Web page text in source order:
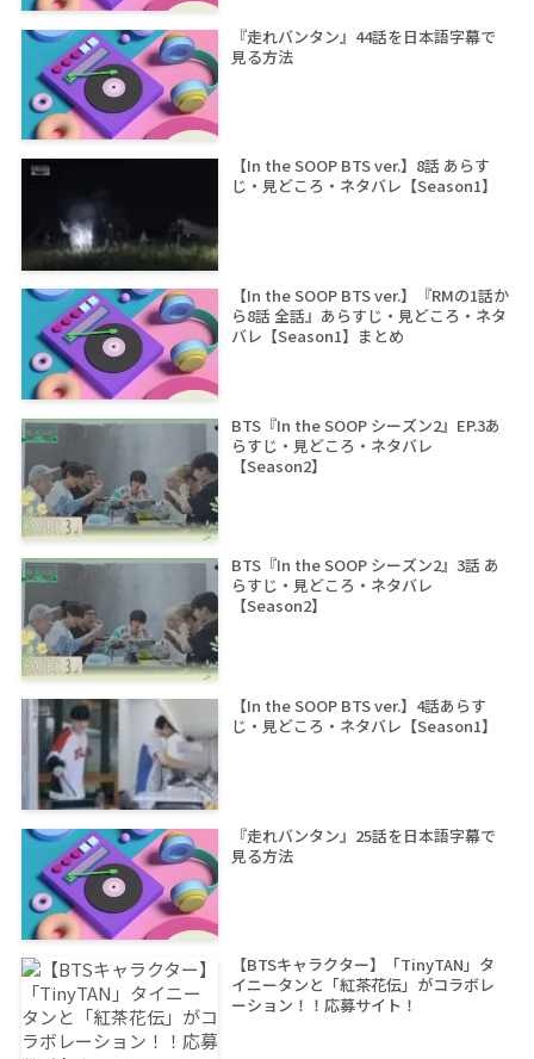
『走れバンタン』44話を日本語字幕で
見る方法
【In the SOOP BTS ver.】8話 あらす
じ・見どころ・ネタバレ【Season1】
【In the SOOP BTS ver.】『RMの1話か
ら8話 全話』あらすじ・見どころ・ネタ
バレ【Season1】まとめ
BTS『In the SOOP シーズン2』EP.3あ
らすじ・見どころ・ネタバレ
【Season2】
BTS『In the SOOP シーズン2』3話 あ
らすじ・見どころ・ネタバレ
【Season2】
【In the SOOP BTS ver.】4話あらす
じ・見どころ・ネタバレ【Season1】
『走れバンタン』25話を日本語字幕で
見る方法
【BTSキャラクター】「TinyTAN」タ
イニータンと「紅茶花伝」がコラボレ
ーション！！応募サイト！